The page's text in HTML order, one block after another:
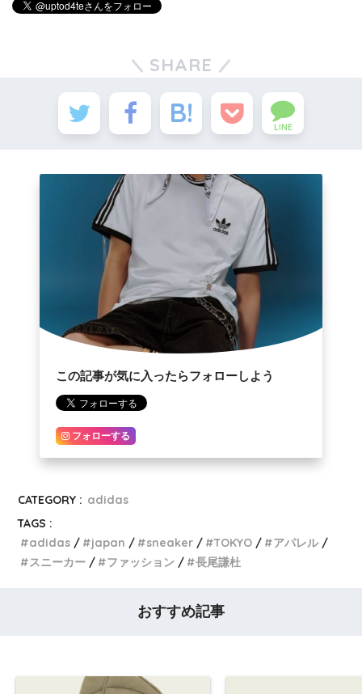
SHARE
LINE
この記事が気に入ったらフォローしよう
フォローする
CATEGORY : adidas
TAGS :
adidas
japan sneaker TOKYO
アパレル
スニーカー
ファッション 長尾謙杜
おすすめ記事